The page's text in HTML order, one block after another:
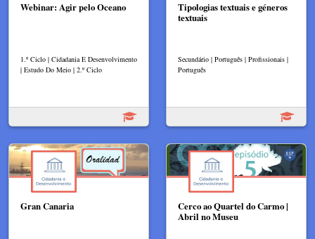
Webinar: Agir pelo Oceano
1.º Ciclo | Cidadania E Desenvolvimento
| Estudo Do Meio | 2.º Ciclo
Tipologias textuais e géneros
textuais
Secundário | Português | Profissionais |
Português
Gran Canaria
Cerco ao Quartel do Carmo |
Abril no Museu